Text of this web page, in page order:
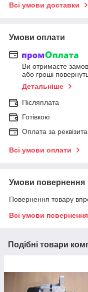
Всі умови доставки
Умови оплати
Ви отримаєте
або гроші
Детальніше
Післяплата
Готівкою
Оплата за
Всі умови оплати
Умови повернення
Повернення товару
Всі умови повернення
Подібні товари